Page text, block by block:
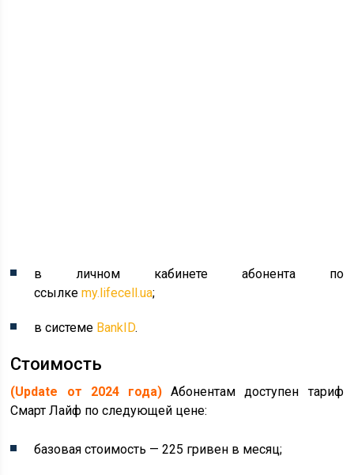
в личном кабинете абонента по
ссылкеmy.lifecell.ua;
в системе BankID.
Стоимость
(Update от 2024 года) Абонентам доступен тариф
Смарт Лайф по следующей цене:
базовая стоимость — 225 гривен в месяц;